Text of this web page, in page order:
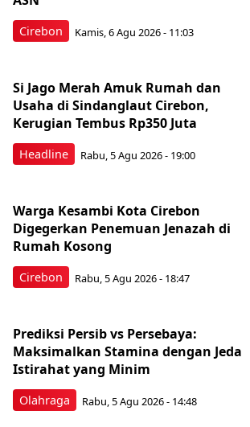
Cirebon Kamis, 6 Agu 2026 - 11:03
Headline
Si Jago Merah Amuk Rumah dan
Usaha di Sindanglaut Cirebon,
Kerugian Tembus Rp350 Juta
Rabu, 5 Agu 2026 - 19:00
Cirebon
Warga Kesambi Kota Cirebon
Digegerkan Penemuan Jenazah di
Rumah Kosong
Rabu, 5 Agu 2026 - 18:47
Olahraga
Prediksi Persib vs Persebaya:
Maksimalkan Stamina dengan Jeda
Istirahat yang Minim
Rabu, 5 Agu 2026 - 14:48